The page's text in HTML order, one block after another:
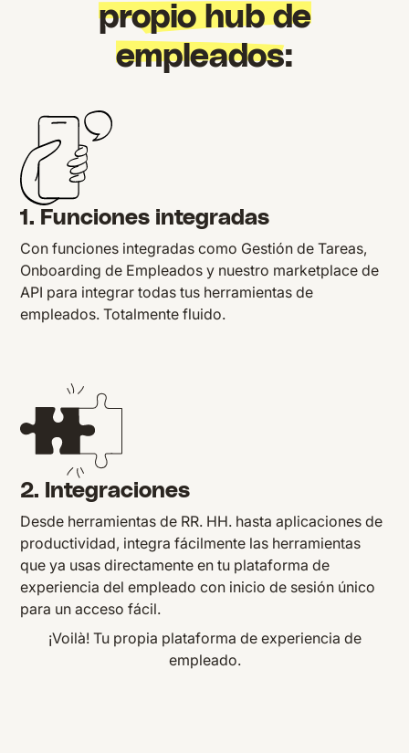
propio hub de
empleados:
1. Funciones integradas
Con funciones integradas como Gestión de Tareas,
Onboarding de Empleados y nuestro marketplace de
API para integrar todas tus herramientas de
empleados. Totalmente fluido.
2. Integraciones
Desde herramientas de RR. HH. hasta aplicaciones de
productividad, integra fácilmente las herramientas
que ya usas directamente en tu plataforma de
experiencia del empleado con inicio de sesión único
para un acceso fácil.
¡Voilà! Tu propia plataforma de experiencia de
empleado.